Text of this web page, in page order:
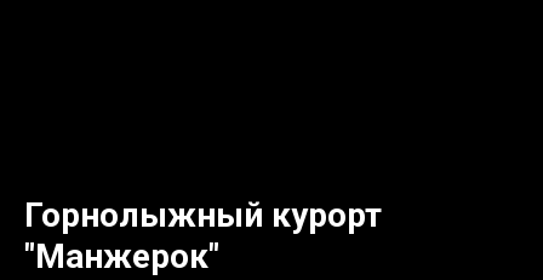
Горнолыжный курорт
"Манжерок"